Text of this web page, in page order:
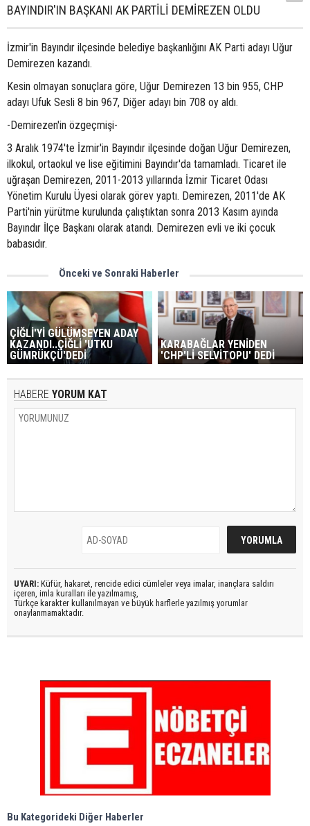
BAYINDIR'IN BAŞKANI AK PARTİLİ DEMİREZEN OLDU
İzmir'in Bayındır ilçesinde belediye başkanlığını AK Parti adayı Uğur
Demirezen kazandı.
Kesin olmayan sonuçlara göre, Uğur Demirezen 13 bin 955, CHP
adayı Ufuk Sesli 8 bin 967, Diğer adayı bin 708 oy aldı.
-Demirezen'in özgeçmişi-
3 Aralık 1974'te İzmir'in Bayındır ilçesinde doğan Uğur Demirezen,
ilkokul, ortaokul ve lise eğitimini Bayındır'da tamamladı. Ticaret ile
uğraşan Demirezen, 2011-2013 yıllarında İzmir Ticaret Odası
Yönetim Kurulu Üyesi olarak görev yaptı. Demirezen, 2011'de AK
Parti'nin yürütme kurulunda çalıştıktan sonra 2013 Kasım ayında
Bayındır İlçe Başkanı olarak atandı. Demirezen evli ve iki çocuk
babasıdır.
Önceki ve Sonraki Haberler
ÇİĞLİ'Yİ GÜLÜMSEYEN ADAY
KAZANDI..ÇİĞLİ 'UTKU
GÜMRÜKÇÜ'DEDİ
KARABAĞLAR YENİDEN
'CHP'Lİ SELVİTOPU' DEDİ
HABERE YORUM KAT
UYARI: Küfür, hakaret, rencide edici cümleler veya imalar, inançlara saldırı
içeren, imla kuralları ile yazılmamış,
Türkçe karakter kullanılmayan ve büyük harflerle yazılmış yorumlar
onaylanmamaktadır.
Bu Kategorideki Diğer Haberler